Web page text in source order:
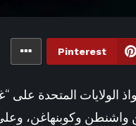
مظاهر الثراء على السوشيال
إلى قلوبنا.. ونعد بحفل
لا يطلب المستحيل من الحكومة
ترامب يعلن توقعاته بشأن
Pinterest
الولايات ‌المتحدة على “
واشنطن وكوبنهاغن،